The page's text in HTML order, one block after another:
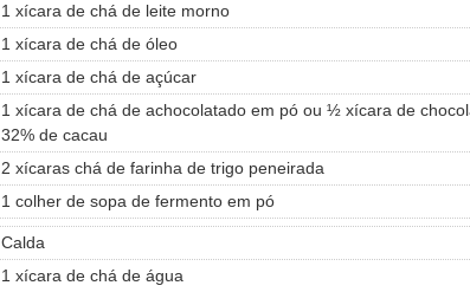
1 xícara de chá de leite morno
1 xícara de chá de óleo
1 xícara de chá de açúcar
1 xícara de chá de achocolatado em pó ou ½ xícara de
32% de cacau
2 xícaras chá de farinha de trigo peneirada
1 colher de sopa de fermento em pó
Calda
1 xícara de chá de água